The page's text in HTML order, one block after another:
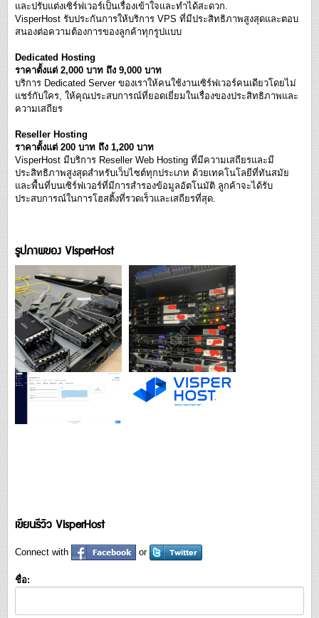
และปรับแต่งเซิร์ฟเวอร์เป็นเรื่องเข้าใจและทำได้สะดวก.
VisperHost รับประกันการให้บริการ VPS ที่มีประสิทธิภาพสูงสุดและตอบ
สนองต่อความต้องการของลูกค้าทุกรูปแบบ
Dedicated Hosting
ราคาตั้งแต่ 2,000 บาท ถึง 9,000 บาท
บริการ Dedicated Server ของเราให้คนใช้งานเซิร์ฟเวอร์คนเดียวโดยไม่
แชร์กับใคร, ให้คุณประสบการณ์ที่ยอดเยี่ยมในเรื่องของประสิทธิภาพและ
ความเสถียร
Reseller Hosting
ราคาตั้งแต่ 200 บาท ถึง 1,200 บาท
VisperHost มีบริการ Reseller Web Hosting ที่มีความเสถียรและมี
ประสิทธิภาพสูงสุดสำหรับเว็บไซต์ทุกประเภท ด้วยเทคโนโลยีที่ทันสมัย
และพื้นที่บนเซิร์ฟเวอร์ที่มีการสำรองข้อมูลอัตโนมัติ ลูกค้าจะได้รับ
ประสบการณ์ในการโฮสติ้งที่รวดเร็วและเสถียรที่สุด.
รูปภาพของ VisperHost
เขียนรีวิว VisperHost
Connect with or
ชื่อ: